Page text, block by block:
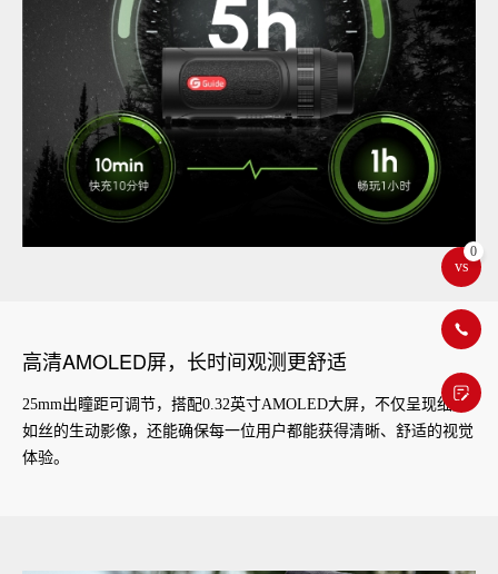
高清AMOLED屏，长时间观测更舒适
25mm出瞳距可调节，搭配0.32英寸AMOLED大屏，不仅呈现细腻
如丝的生动影像，还能确保每一位用户都能获得清晰、舒适的视觉
体验。
vs
0